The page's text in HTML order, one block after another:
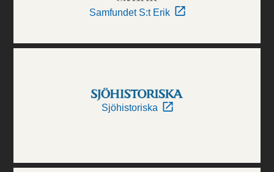
Samfundet S:t Erik
Sjöhistoriska